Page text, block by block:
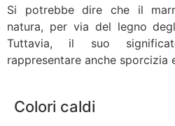
Si potrebbe dire che il
natura, per via del legno
Tuttavia, il suo
rappresentare anche sporcizia
Colori caldi